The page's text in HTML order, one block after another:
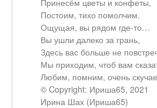
Принесём цветы и конфеты,
Постоим, тихо помолчим.
Ощущая, вы рядом где-то…
Вы ушли далеко за грань,
Здесь вас больше не
Мы приходим, чтоб вам
Любим, помним, очень
© Copyright: Ириша65, 2021
Ирина Шах (Ириша65)